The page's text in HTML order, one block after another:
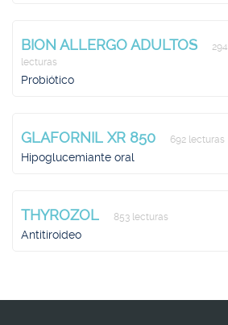
BION ALLERGO ADULTOS
294
lecturas
Probiótico
GLAFORNIL XR 850 692 lecturas
Hipoglucemiante oral
THYROZOL 853 lecturas
Antitiroideo